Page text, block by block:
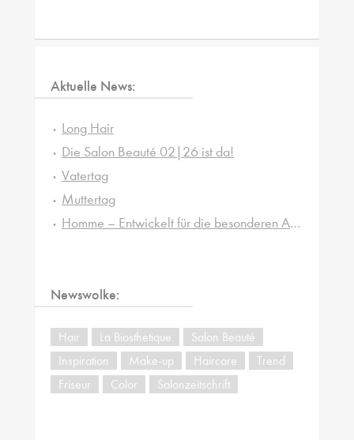
Aktuelle News:
Long Hair
Die Salon Beauté 02|26 ist da!
Vatertag
Muttertag
Homme – Entwickelt für die besonderen Ansprüche von Männerhaut und -haar
Newswolke:
Hair La Biosthetique
Salon Beauté
Inspiration
Make-up Haircare
Trend
Friseur
Color Salonzeitschrift